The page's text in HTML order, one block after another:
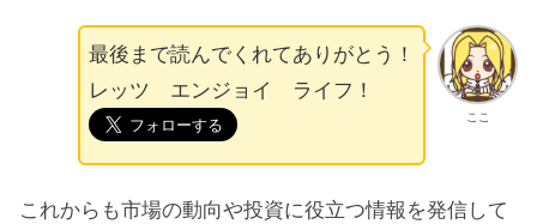
ここ
最後まで読んでくれてありがとう！
レッツ エンジョイ ライフ！
これからも市場の動向や投資に役立つ情報を発信して